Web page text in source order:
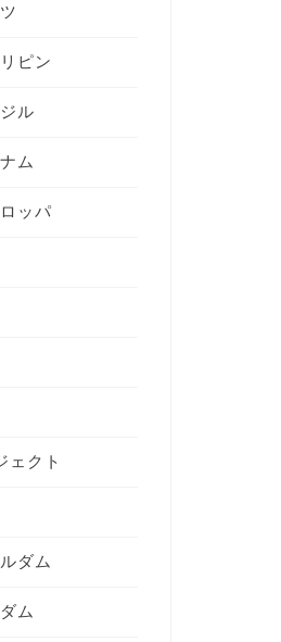
ピン
ル
ム
ッパ
ェクト
ダム
ム